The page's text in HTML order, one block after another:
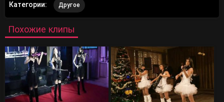
Категории: Другое
Похожие клипы